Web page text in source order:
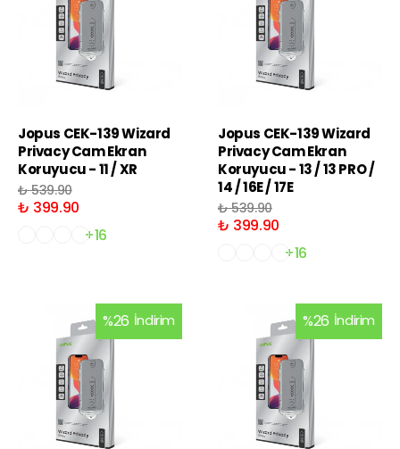
Jopus CEK-139 Wizard
Privacy Cam Ekran
Koruyucu - 11 / XR
₺ 539.90
₺ 399.90
+16
Jopus CEK-139 Wizard
Privacy Cam Ekran
Koruyucu - 13 / 13 PRO /
14 / 16E / 17E
₺ 539.90
₺ 399.90
+16
%26 İndirim %26 İndirim